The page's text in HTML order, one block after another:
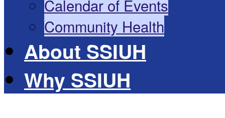
Calendar of Events
Community Health
About SSIUH
Why SSIUH